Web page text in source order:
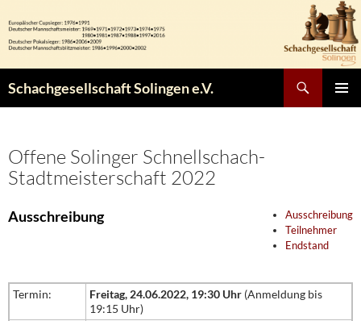
Inhalt
springen
Schachgesellschaft Solingen e.V.
Offene Solinger Schnellschach-
Stadtmeisterschaft 2022
Ausschreibung
Teilnehmer
Endstand
Ausschreibung
Termin: Freitag, 24.06.2022, 19:30 Uhr (Anmeldung bis
19:15 Uhr)